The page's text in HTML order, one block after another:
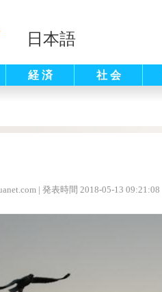
日本語
経 済 社 会
| 発表時間 2018-05-13 09:21:08